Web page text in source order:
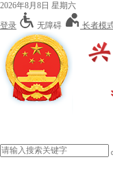
2026年8月8日 星期六
登录 无障碍 长者模